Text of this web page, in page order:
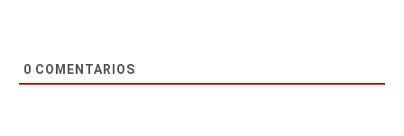
0 COMENTARIOS